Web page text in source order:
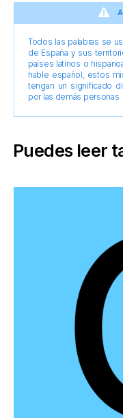
Todos las palabras se
de España y sus
países latinos o
hable español, estos
tengan un significado
por las demás personas
Puedes leer